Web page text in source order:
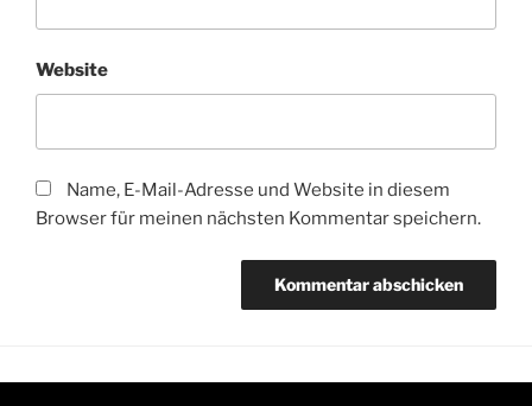
Website
Name, E-Mail-Adresse und Website in diesem
Browser für meinen nächsten Kommentar speichern.